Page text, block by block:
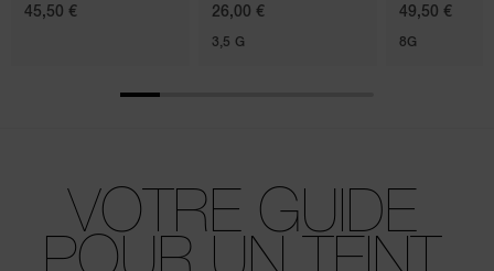
45,50 € 26,00 €
3,5 G
49,50 €
8G
VOTRE GUIDE
POUR UN TEINT